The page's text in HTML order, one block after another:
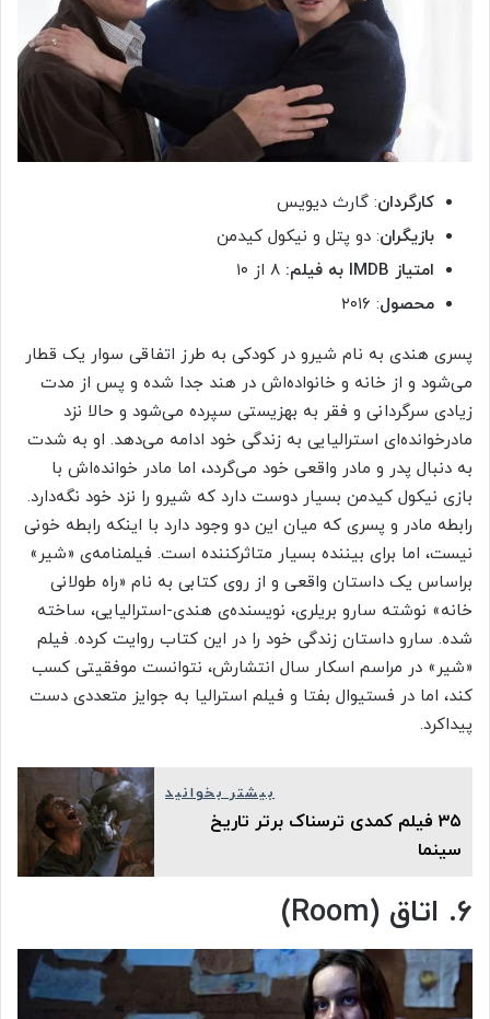
کارگردان: گارث دیویس
بازیگران: دو پتل و نیکول کیدمن
امتیاز IMDB به فیلم:
محصول: ۲۰۱۶
پسری هندی به نام شیرو در کودکی به طرز اتفاقی سوار یک قطار
می‌شود و از خانه و خانواده‌اش در هند جدا شده و پس از مدت
زیادی سرگردانی و فقر به بهزیستی سپرده می‌شود و حالا نزد
مادرخوانده‌ای استرالیایی به زندگی خود ادامه‌ می‌دهد. او به شدت
به دنبال پدر و مادر واقعی خود می‌گردد، اما مادر خوانده‌اش با
بازی نیکول کیدمن بسیار دوست دارد که شیرو را نزد خود نگه‌دارد.
رابطه مادر و پسری که میان این دو وجود دارد با اینکه رابطه خونی
نیست، اما برای بیننده بسیار متاثرکننده است. فیلمنامه‌ی «شیر»
براساس یک داستان واقعی و از روی کتابی به نام «راه طولانی
خانه» نوشته سارو بریلری، نویسنده‌ی هندی-استرالیایی، ساخته
شده. سارو داستان زندگی خود را در این کتاب روایت کرده. فیلم
«شیر» در مراسم اسکار سال انتشارش، نتوانست موفقیتی کسب
کند، اما در فستیوال بفتا و فیلم استرالیا به جوایز متعددی دست
پیدا‌کرد.
بیشتر بخوانید
۳۵ فیلم کمدی ترسناک برتر تاریخ
سینما
۶. اتاق (Room)